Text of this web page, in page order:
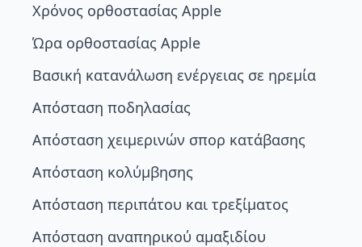
Χρόνος ορθοστασίας Apple
Ώρα ορθοστασίας Apple
Βασική κατανάλωση ενέργειας σε ηρεμία
Απόσταση ποδηλασίας
Απόσταση χειμερινών σπορ κατάβασης
Απόσταση κολύμβησης
Απόσταση περιπάτου και τρεξίματος
Απόσταση αναπηρικού αμαξιδίου